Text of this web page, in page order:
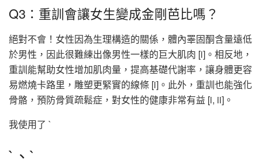
Q3：重訓會讓女生變成金剛芭比嗎？
絕對不會！女性因為生理構造的關係，體內睪固酮含量遠低
於男性，因此很難練出像男性一樣的巨大肌肉 [i]。相反地，
重訓能幫助女性增加肌肉量，提高基礎代謝率，讓身體更容
易燃燒卡路里，雕塑更緊實的線條 [i]。此外，重訓也能強化
骨骼，預防骨質疏鬆症，對女性的健康非常有益 [i, ii]。
我使用了 `
`、`